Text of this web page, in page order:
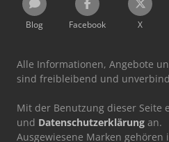
Blog Facebook X
Alle Informationen, Angebote
sind freibleibend und
Mit der Benutzung dieser Seite
und Datenschutzerklärung an.
Ausgewiesene Marken gehören